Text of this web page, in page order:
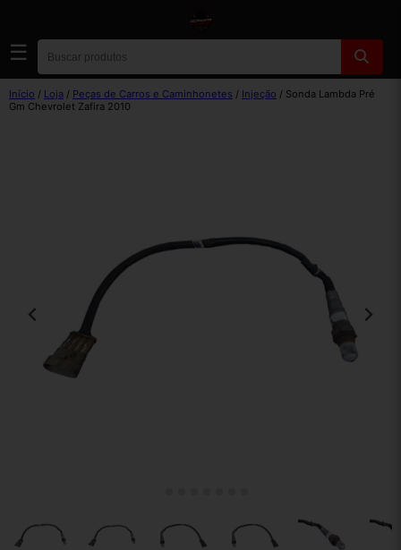
☰
Início / Loja / Peças de Carros e Caminhonetes / Injeção / Sonda Lambda Pré
Gm Chevrolet Zafira 2010